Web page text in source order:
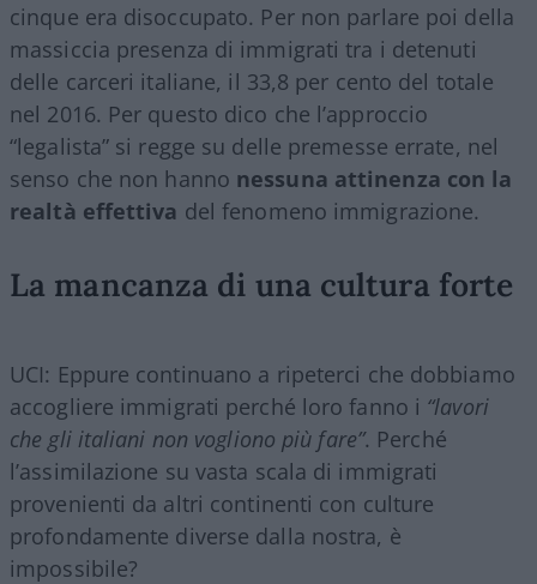
cinque era disoccupato. Per non parlare poi della
massiccia presenza di immigrati tra i detenuti
delle carceri italiane, il 33,8 per cento del totale
nel 2016. Per questo dico che l’approccio
“legalista” si regge su delle premesse errate, nel
senso che non hanno nessuna attinenza con la
realtà effettiva del fenomeno immigrazione.
La mancanza di una cultura forte
UCI: Eppure continuano a ripeterci che dobbiamo
accogliere immigrati perché loro fanno i “lavori
che gli italiani non vogliono più fare”. Perché
l’assimilazione su vasta scala di immigrati
provenienti da altri continenti con culture
profondamente diverse dalla nostra, è
impossibile?